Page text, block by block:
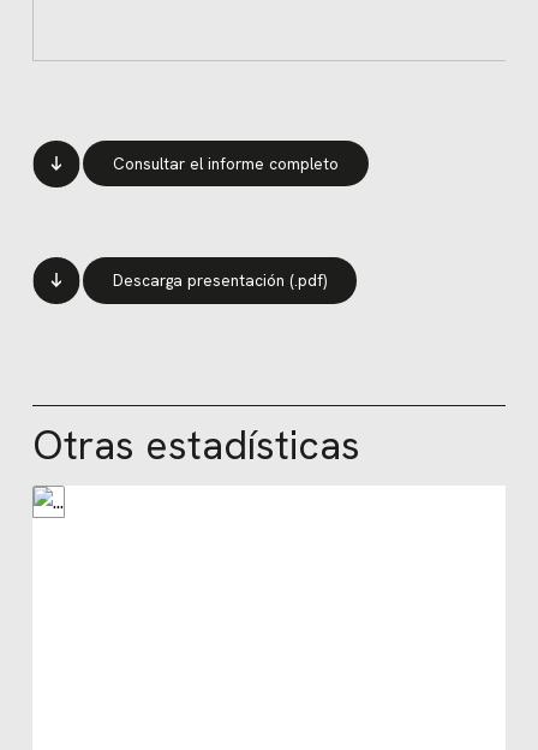
Consultar el informe completo
Descarga presentación (.pdf)
Otras estadísticas